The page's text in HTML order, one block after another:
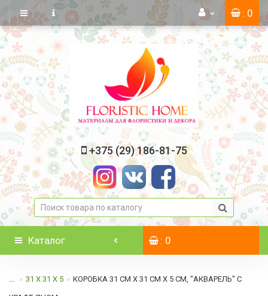
: 0
+375 (29) 186-81-75
Каталог : 0
... 31 Х 31 Х 5 КОРОБКА 31 СМ Х 31 СМ Х 5 СМ, "АКВАРЕЛЬ" C